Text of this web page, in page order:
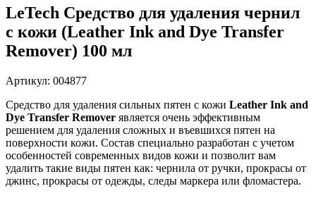
LeTech Средство для удаления чернил
с кожи (Leather Ink and Dye Transfer
Remover) 100 мл
Артикул: 004877
Средство для удаления сильных пятен с кожи Leather Ink and
Dye Transfer Remover является очень эффективным
решением для удаления сложных и въевшихся пятен на
поверхности кожи. Состав специально разработан с учетом
особенностей современных видов кожи и позволит вам
удалить такие виды пятен как: чернила от ручки, прокрасы от
джинс, прокрасы от одежды, следы маркера или фломастера.